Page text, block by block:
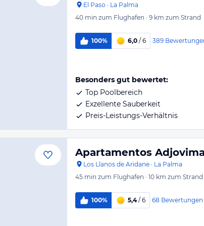
El Paso · La Palma
40 min zum Flughafen · 9 km zum Strand
100% 6,0 / 6 389
Besonders gut bewertet:
Top Poolbereich
Exzellente Sauberkeit
Preis-Leistungs-Verhältnis
Apartamentos
Los Llanos de Aridane · La Palma
45 min zum Flughafen · 10 km zum Strand
100% 5,4/ 6 68 Bewertungen